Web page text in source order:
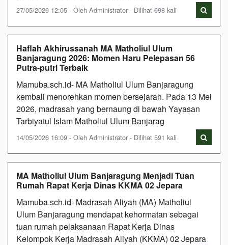
27/05/2026 12:05 - Oleh Administrator - Dilihat 698 kali
Haflah Akhirussanah MA Matholiul Ulum
Banjaragung 2026: Momen Haru Pelepasan 56
Putra-putri Terbaik
Mamuba.sch.id- MA Matholiul Ulum Banjaragung
kembali menorehkan momen bersejarah. Pada 13 Mei
2026, madrasah yang bernaung di bawah Yayasan
Tarbiyatul Islam Matholiul Ulum Banjarag
14/05/2026 16:09 - Oleh Administrator - Dilihat 591 kali
MA Matholiul Ulum Banjaragung Menjadi Tuan
Rumah Rapat Kerja Dinas KKMA 02 Jepara
Mamuba.sch.id- Madrasah Aliyah (MA) Matholiul
Ulum Banjaragung mendapat kehormatan sebagai
tuan rumah pelaksanaan Rapat Kerja Dinas
Kelompok Kerja Madrasah Aliyah (KKMA) 02 Jepara